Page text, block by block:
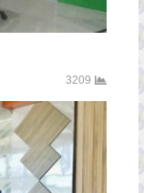
3209